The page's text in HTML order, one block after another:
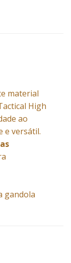
material
High
ao
e versátil.
gandola